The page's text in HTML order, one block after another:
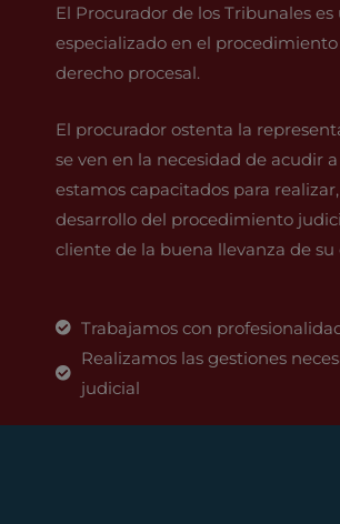
El Procurador de los Tribunales
especializado en el
derecho procesal.
El procurador ostenta la
se ven en la necesidad de acudir
estamos capacitados para
desarrollo del procedimiento
cliente de la buena llevanza de su
Trabajamos con
Realizamos las gestiones
judicial